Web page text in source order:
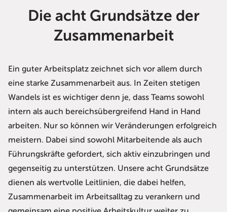
Die acht Grundsätze der
Zusammenarbeit
Ein guter Arbeitsplatz zeichnet sich vor allem durch
eine starke Zusammenarbeit aus. In Zeiten stetigen
Wandels ist es wichtiger denn je, dass Teams sowohl
intern als auch bereichsübergreifend Hand in Hand
arbeiten. Nur so können wir Veränderungen erfolgreich
meistern. Dabei sind sowohl Mitarbeitende als auch
Führungskräfte gefordert, sich aktiv einzubringen und
gegenseitig zu unterstützen. Unsere acht Grundsätze
dienen als wertvolle Leitlinien, die dabei helfen,
Zusammenarbeit im Arbeitsalltag zu verankern und